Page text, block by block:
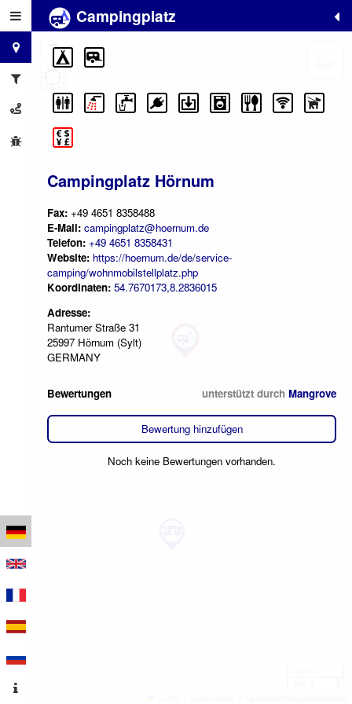
Campingplatz
Campingplatz Hörnum
Fax: +49 4651 8358488
E-Mail: campingplatz@hoernum.de
Telefon: +49 4651 8358431
Website: https://hoernum.de/de/service-
camping/wohnmobilstellplatz.php
Koordinaten: 54.7670173,8.2836015
Adresse:
Rantumer Straße 31
25997 Hörnum (Sylt)
GERMANY
Bewertungen unterstützt durch Mangrove
Bewertung hinzufügen
Noch keine Bewertungen vorhanden.
+
−